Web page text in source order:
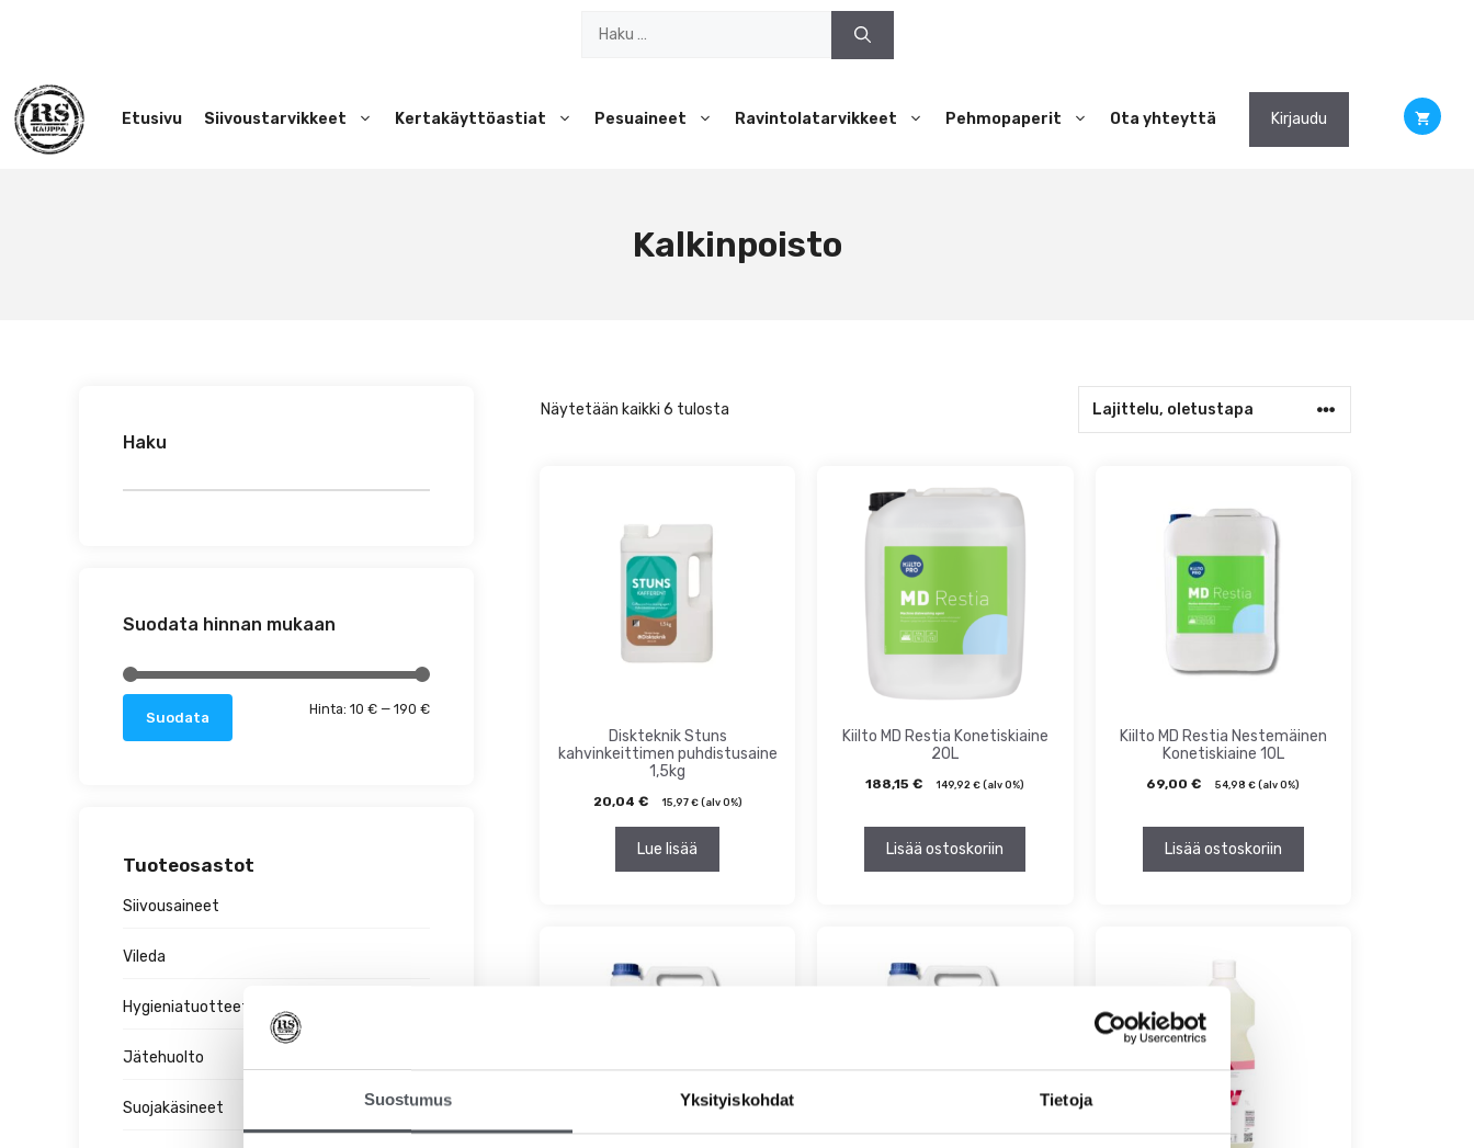
Suostumus Yksityiskohdat Tietoja
Etusivu Siivoustarvikkeet Kertakäyttöastiat Pesuaineet Ravintolatarvikkeet Pehmopaperit Ota yhteyttä Kirjaudu
Kalkinpoisto
Näytetään kaikki 6 tulosta
Diskteknik Stuns
kahvinkeittimen puhdistusaine
1,5kg
20,04 € 15,97 €(alv 0%)
Lue lisää
Kiilto MD Restia Konetiskiaine
20L
188,15€ 149,92€ (alv 0%)
Lisää ostoskoriin
Kiilto MD Restia Nestemäinen
Konetiskiaine 10L
69,00€ 54,98€ (alv 0%)
Lisää ostoskoriin
Haku
Suodata hinnan mukaan
Minimihinta
Maksimihinta
Suodata Hinta: 10 € — 190 €
Tuoteosastot
Siivousaineet
Vileda
Hygieniatuotteet
Jätehuolto
Suojakäsineet